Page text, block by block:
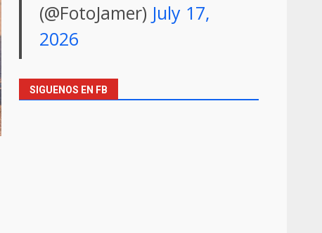
(@FotoJamer) July 17,
2026
SIGUENOS EN FB